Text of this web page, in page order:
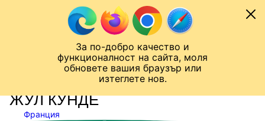
За по-добро качество и
функционалност на сайта, моля
обновете вашия браузър или
изтеглете нов.
Към съдържанието
Лига на Конференциите
СТАТИСТИКИ
ЖУЛ КУНДЕ
Франция